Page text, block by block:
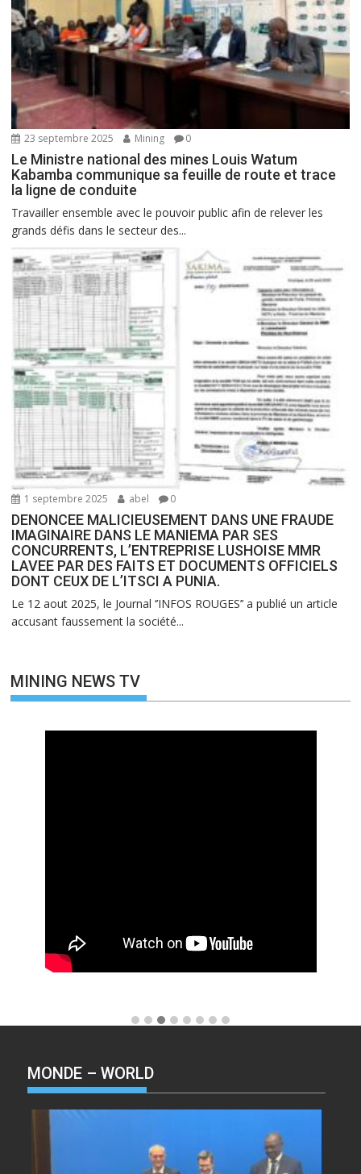
23 septembre 2025 Mining 0
Le Ministre national des mines Louis Watum
Kabamba communique sa feuille de route et trace
la ligne de conduite
Travailler ensemble avec le pouvoir public afin de relever les
grands défis dans le secteur des...
1 septembre 2025 abel 0
DENONCEE MALICIEUSEMENT DANS UNE FRAUDE
IMAGINAIRE DANS LE MANIEMA PAR SES
CONCURRENTS, L’ENTREPRISE LUSHOISE MMR
LAVEE PAR DES FAITS ET DOCUMENTS OFFICIELS
DONT CEUX DE L’ITSCI A PUNIA.
Le 12 aout 2025, le Journal ‘’INFOS ROUGES’’ a publié un article
accusant faussement la société...
MINING NEWS TV
MONDE – WORLD